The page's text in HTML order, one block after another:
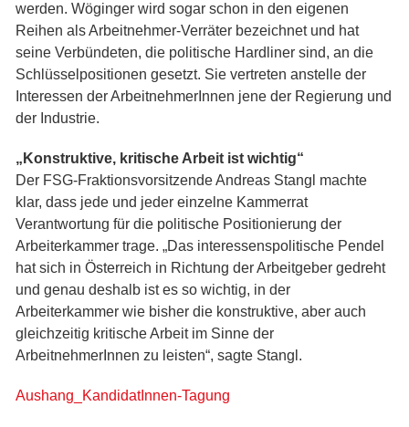
werden. Wöginger wird sogar schon in den eigenen
Reihen als Arbeitnehmer-Verräter bezeichnet und hat
seine Verbündeten, die politische Hardliner sind, an die
Schlüsselpositionen gesetzt. Sie vertreten anstelle der
Interessen der ArbeitnehmerInnen jene der Regierung und
der Industrie.
„Konstruktive, kritische Arbeit ist wichtig“
Der FSG-Fraktionsvorsitzende Andreas Stangl machte
klar, dass jede und jeder einzelne Kammerrat
Verantwortung für die politische Positionierung der
Arbeiterkammer trage. „Das interessenspolitische Pendel
hat sich in Österreich in Richtung der Arbeitgeber gedreht
und genau deshalb ist es so wichtig, in der
Arbeiterkammer wie bisher die konstruktive, aber auch
gleichzeitig kritische Arbeit im Sinne der
ArbeitnehmerInnen zu leisten“, sagte Stangl.
Aushang_KandidatInnen-Tagung